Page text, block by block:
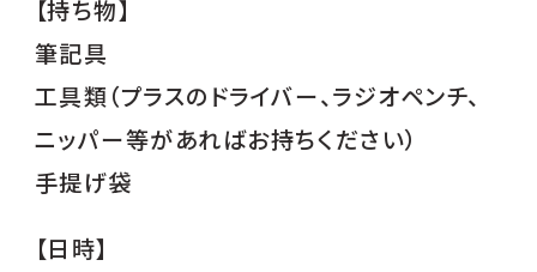
【持ち物】
筆記具
工具類（プラスのドライバー、ラジオペンチ、
ニッパー等があればお持ちください）
手提げ袋
【日時】